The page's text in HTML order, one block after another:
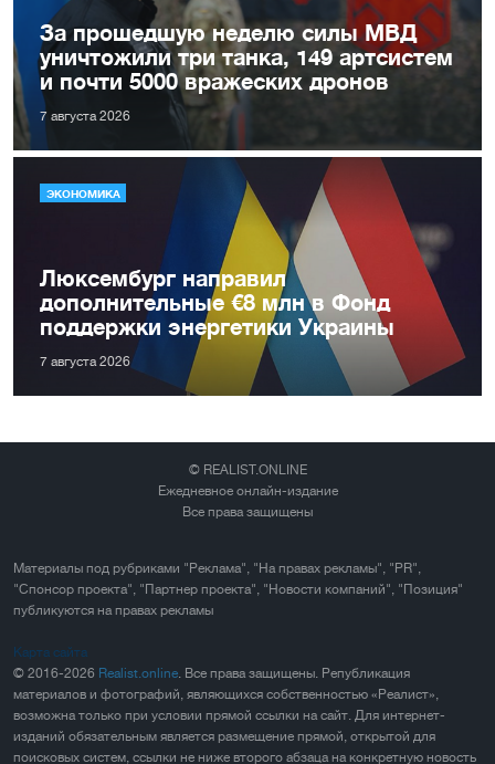
За прошедшую неделю силы МВД
уничтожили три танка, 149 артсистем
и почти 5000 вражеских дронов
7 августа 2026
ЭКОНОМИКА
Люксембург направил
дополнительные €8 млн в Фонд
поддержки энергетики Украины
7 августа 2026
© REALIST.ONLINE
Ежедневное онлайн-издание
Все права защищены
Материалы под рубриками "Реклама", "На правах рекламы", "PR",
"Спонсор проекта", "Партнер проекта", "Новости компаний", "Позиция"
публикуются на правах рекламы
Карта сайта
© 2016-2026 Realist.online. Все права защищены. Републикация
материалов и фотографий, являющихся собственностью «Реалист»,
возможна только при условии прямой ссылки на сайт. Для интернет-
изданий обязательным является размещение прямой, открытой для
поисковых систем, ссылки не ниже второго абзаца на конкретную новость